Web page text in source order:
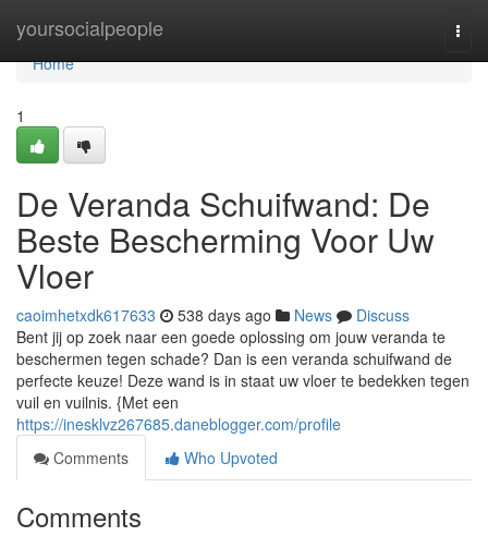
yoursocialpeople
Home
Home
1
De Veranda Schuifwand: De
Beste Bescherming Voor Uw
Vloer
caoimhetxdk617633 538 days ago News
Discuss
Bent jij op zoek naar een goede oplossing om jouw veranda te
beschermen tegen schade? Dan is een veranda schuifwand de
perfecte keuze! Deze wand is in staat uw vloer te bedekken tegen
vuil en vuilnis. {Met een
https://inesklvz267685.daneblogger.com/profile
Comments
Who Upvoted
Comments